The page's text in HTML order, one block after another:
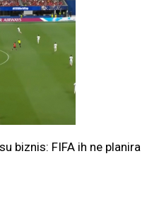
biznis: FIFA ih ne planira